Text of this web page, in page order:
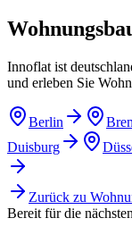
Innoflat ist
und erleben Sie
Berlin
Duisburg
Zurück zu
Bereit für die